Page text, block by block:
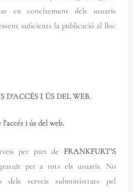
en coneixement dels usuaris
suficients la publicació al lloc
I ÚS DEL WEB.
i ús del web.
per part de FRANKFURT’S
per a tots els usuaris. No
dels serveis subministrats pel